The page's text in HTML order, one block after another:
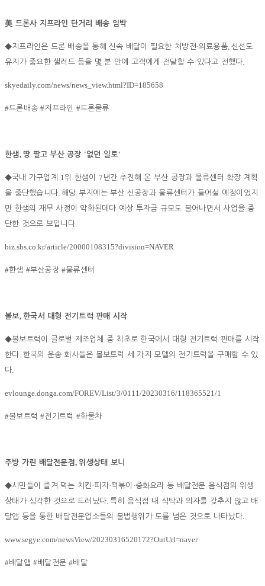
美 드론사 지프라인 단거리 배송 임박
◆지프라인은 드론 배송을 통해 신속 배달이 필요한 처방전·의료용품, 신선도
유지가 중요한 샐러드 등을 몇 분 안에 고객에게 전달할 수 있다고 전했다.
skyedaily.com/news/news_view.html?ID=185658
#드론배송#지프라인 #드론물류
한샘,땅 팔고 부산 공장 '없던 일로'
◆국내 가구업계 1위 한샘이 7 년간 추진해 온 부산 공장과 물류센터 확장 계획
을 중단했습니다.해당 부지에는 부산 신공장과 물류센터가 들어설 예정이었지
만 한샘의 재무 사정이 악화된데다 예상 투자금 규모도 불어나면서 사업을 중
단한 것으로 보입니다.
biz.sbs.co.kr/article/20000108315?division=NAVER
#한샘 #부산공장#물류센터
볼보,한국서 대형 전기트럭 판매 시작
◆볼보트럭이 글로벌 제조업체 중 최초로 한국에서 대형 전기트럭 판매를 시작
한다. 한국의 운송 회사들은 볼보트럭 세 가지 모델의 전기트럭을 구매할 수 있
다.
evlounge.donga.com/FOREV/List/3/0111/20230316/118365521/1
#볼보트럭#전기트럭 #화물차
주방 가린 배달전문점,위생상태 보니
◆시민들이 즐겨 먹는 치킨 ·피자·떡볶이 ·중화요리 등 배달전문 음식점의 위생
상태가 심각한 것으로 드러났다.특히 음식점 내 식탁과 의자를 갖추지 않고 배
달앱 등을 통한 배달전문업소들의 불법행위가 도를 넘은 것으로 나타났다.
www.segye.com/newsView/20230316520172?OutUrl=naver
#배달앱#배달전문#배달